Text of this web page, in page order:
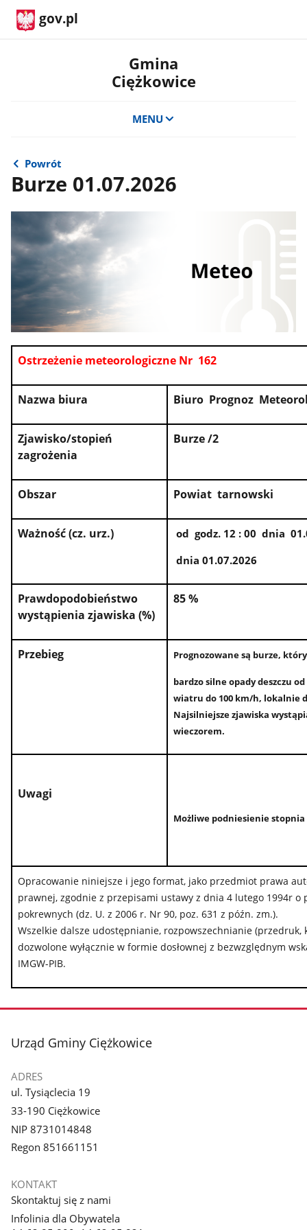
gov.pl
Gmina
Ciężkowice
MENU
Powrót
Burze 01.07.2026
Ostrzeżenie meteorologiczne Nr 162
Nazwa biura Biuro Prognoz
Zjawisko/stopień
zagrożenia
Burze /2
Obszar Powiat tarnowski
Ważność (cz. urz.)
od godz. 12 : 00 dnia
dnia 01.07.2026
Prawdopodobieństwo
wystąpienia zjawiska (%)
85 %
Przebieg Prognozowane są burze,
bardzo silne opady deszczu
wiatru do 100 km/h, lokalnie
Najsilniejsze zjawiska
wieczorem.
Uwagi
Możliwe podniesienie stopnia
Opracowanie niniejsze i jego format, jako przedmiot prawa
prawnej, zgodnie z przepisami ustawy z dnia 4 lutego 1994r
pokrewnych (dz. U. z 2006 r. Nr 90, poz. 631 z późn. zm.).
Wszelkie dalsze udostępnianie, rozpowszechnianie (przedruk,
dozwolone wyłącznie w formie dosłownej z bezwzględnym
IMGW-PIB.
stopka
Urząd Gminy Ciężkowice
ADRES
ul. Tysiąclecia 19
33-190 Ciężkowice
NIP 8731014848
Regon 851661151
KONTAKT
Skontaktuj się z nami
Infolinia dla Obywatela